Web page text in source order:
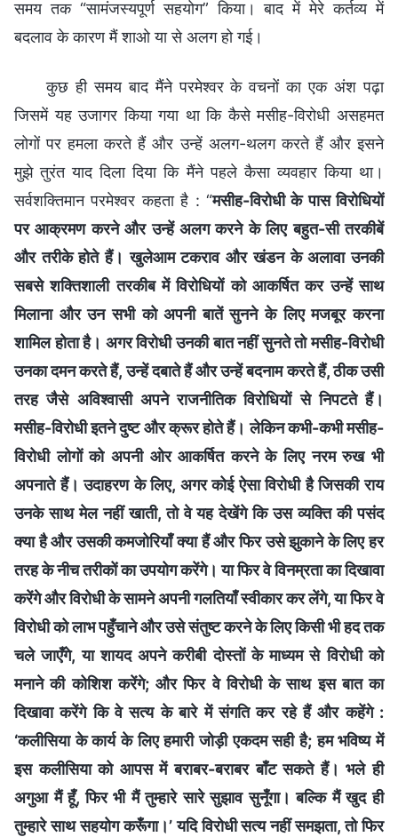
समय तक “सामंजस्यपूर्ण सहयोग” किया। बाद में मेरे कर्तव्य में
बदलाव के कारण मैं शाओ या से अलग हो गई।
कुछ ही समय बाद मैंने परमेश्वर के वचनों का एक अंश पढ़ा
जिसमें यह उजागर किया गया था कि कैसे मसीह-विरोधी असहमत
लोगों पर हमला करते हैं और उन्हें अलग-थलग करते हैं और इसने
मुझे तुरंत याद दिला दिया कि मैंने पहले कैसा व्यवहार किया था।
सर्वशक्तिमान परमेश्वर कहता है : “मसीह-विरोधी के पास विरोधियों
पर आक्रमण करने और उन्हें अलग करने के लिए बहुत-सी तरकीबें
और तरीके होते हैं। खुलेआम टकराव और खंडन के अलावा उनकी
सबसे शक्तिशाली तरकीब में विरोधियों को आकर्षित कर उन्हें साथ
मिलाना और उन सभी को अपनी बातें सुनने के लिए मजबूर करना
शामिल होता है। अगर विरोधी उनकी बात नहीं सुनते तो मसीह-विरोधी
उनका दमन करते हैं, उन्हें दबाते हैं और उन्हें बदनाम करते हैं, ठीक उसी
तरह जैसे अविश्वासी अपने राजनीतिक विरोधियों से निपटते हैं।
मसीह-विरोधी इतने दुष्ट और क्रूर होते हैं। लेकिन कभी-कभी मसीह-
विरोधी लोगों को अपनी ओर आकर्षित करने के लिए नरम रुख भी
अपनाते हैं। उदाहरण के लिए, अगर कोई ऐसा विरोधी है जिसकी राय
उनके साथ मेल नहीं खाती, तो वे यह देखेंगे कि उस व्यक्ति की पसंद
क्या है और उसकी कमजोरियाँ क्या हैं और फिर उसे झुकाने के लिए हर
तरह के नीच तरीकों का उपयोग करेंगे। या फिर वे विनम्रता का दिखावा
करेंगे और विरोधी के सामने अपनी गलतियाँ स्वीकार कर लेंगे, या फिर वे
विरोधी को लाभ पहुँचाने और उसे संतुष्ट करने के लिए किसी भी हद तक
चले जाएँगे, या शायद अपने करीबी दोस्तों के माध्यम से विरोधी को
मनाने की कोशिश करेंगे; और फिर वे विरोधी के साथ इस बात का
दिखावा करेंगे कि वे सत्य के बारे में संगति कर रहे हैं और कहेंगे :
‘कलीसिया के कार्य के लिए हमारी जोड़ी एकदम सही है; हम भविष्य में
इस कलीसिया को आपस में बराबर-बराबर बाँट सकते हैं। भले ही
अगुआ मैं हूँ, फिर भी मैं तुम्हारे सारे सुझाव सुनूँगा। बल्कि मैं खुद ही
तुम्हारे साथ सहयोग करूँगा।’ यदि विरोधी सत्य नहीं समझता, तो फिर